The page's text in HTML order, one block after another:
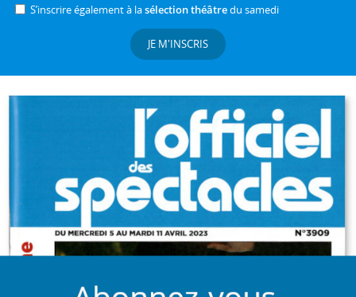
S’inscrire également à lasélection théâtredu samedi
JE M'INSCRIS